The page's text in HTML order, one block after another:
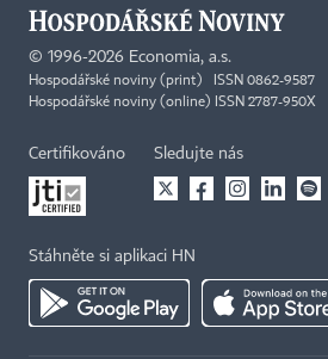
© 1996-2026 Economia, a.s.
Hospodářské noviny (print) ISSN 0862-9587
Hospodářské noviny (online) ISSN 2787-950X
Certifikováno Sledujte nás
Stáhněte si aplikaci HN